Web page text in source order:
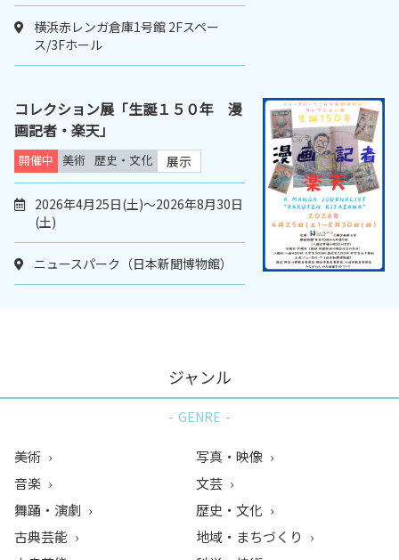
横浜赤レンガ倉庫1号館 2Fスペー
ス/3Fホール
コレクション展「生誕１５０年 漫
画記者・楽天」
開催中 美術 歴史・文化 展示
2026年4月25日(土)～2026年8月30日
(土)
ニュースパーク（日本新聞博物館）
ジャンル
GENRE
美術
音楽
舞踊・演劇
古典芸能
写真・映像
文芸
歴史・文化
地域・まちづくり